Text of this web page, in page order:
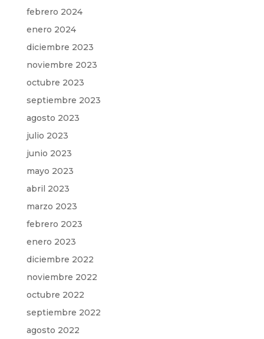
febrero 2024
enero 2024
diciembre 2023
noviembre 2023
octubre 2023
septiembre 2023
agosto 2023
julio 2023
junio 2023
mayo 2023
abril 2023
marzo 2023
febrero 2023
enero 2023
diciembre 2022
noviembre 2022
octubre 2022
septiembre 2022
agosto 2022